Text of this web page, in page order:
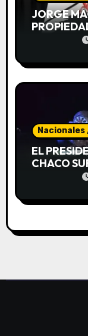
JORGE
SE
EL
CHACO
Y